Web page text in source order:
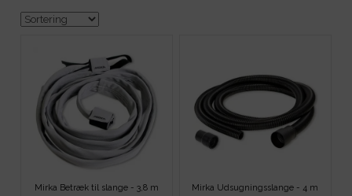
Mirka Betræk til slange - 3,8 m Mirka Udsugningsslange - 4 m